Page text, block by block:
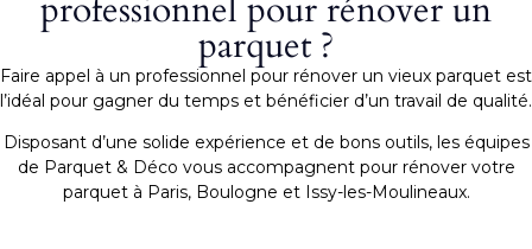
professionnel pour rénover un
parquet ?
Faire appel à un professionnel pour rénover un vieux parquet est
l’idéal pour gagner du temps et bénéficier d’un travail de qualité.
Disposant d’une solide expérience et de bons outils, les équipes
de Parquet & Déco vous accompagnent pour rénover votre
parquet à Paris, Boulogne et Issy-les-Moulineaux.